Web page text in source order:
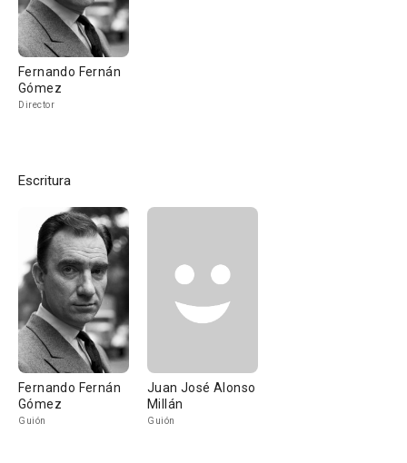
Fernando Fernán
Gómez
Director
Escritura
Fernando Fernán
Gómez
Guión
Juan José Alonso
Millán
Guión